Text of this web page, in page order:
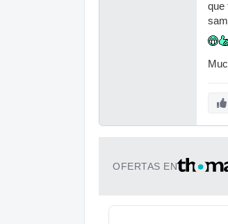
que
OFERTAS EN